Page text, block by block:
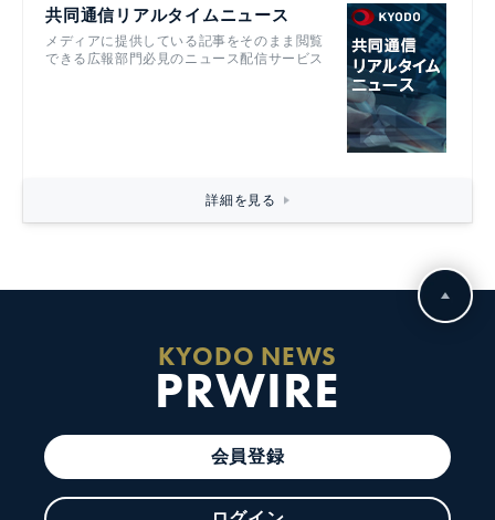
共同通信リアルタイムニュース
メディアに提供している記事をそのまま閲覧
できる広報部門必見のニュース配信サービス
詳細を見る
KYODO NEWS
PRWIRE
会員登録